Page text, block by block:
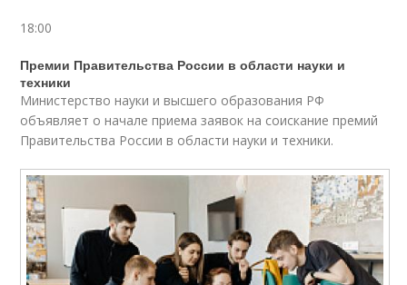
18:00
Премии Правительства России в области науки и
техники
Министерство науки и высшего образования РФ
объявляет о начале приема заявок на соискание премий
Правительства России в области науки и техники.